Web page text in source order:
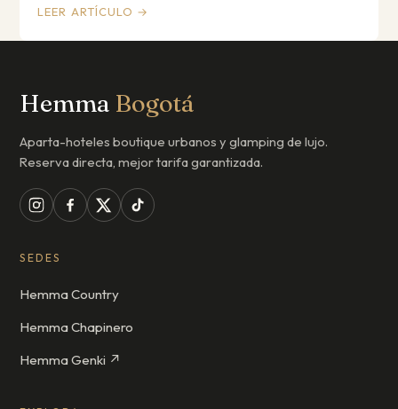
LEER ARTÍCULO →
Hemma Bogotá
Aparta-hoteles boutique urbanos y glamping de lujo.
Reserva directa, mejor tarifa garantizada.
SEDES
Hemma Country
Hemma Chapinero
Hemma Genki ↗